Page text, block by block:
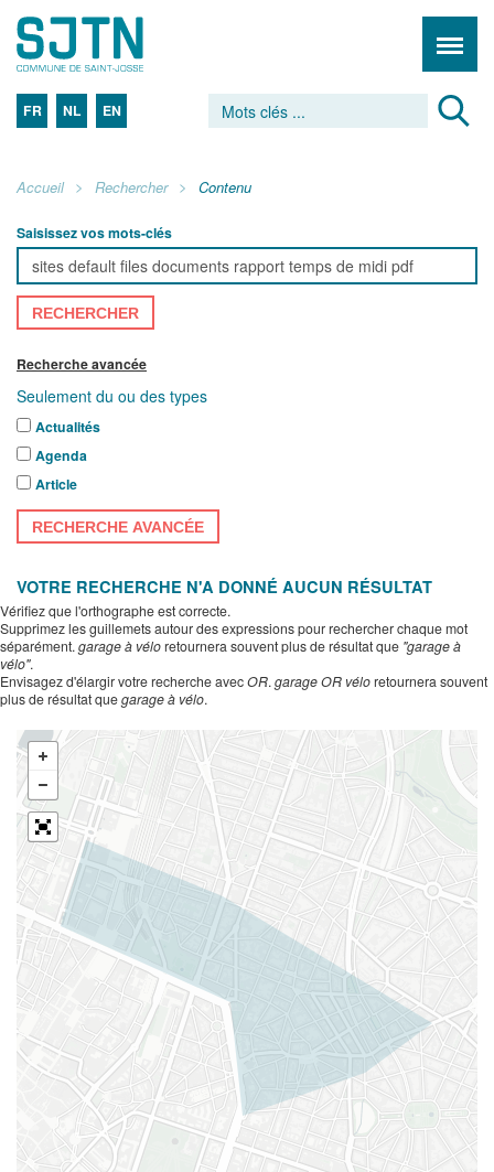
FR NL EN
Accueil Rechercher Contenu
Saisissez vos mots-clés
RECHERCHER
Recherche avancée
Seulement du ou des types
Actualités
Agenda
Article
RECHERCHE AVANCÉE
VOTRE RECHERCHE N'A DONNÉ AUCUN RÉSULTAT
Vérifiez que l'orthographe est correcte.
Supprimez les guillemets autour des expressions pour rechercher chaque mot
séparément. garage à véloretournera souvent plus de résultat que "garage à
vélo".
Envisagez d'élargir votre recherche avecOR. garage OR véloretournera souvent
plus de résultat quegarage à vélo.